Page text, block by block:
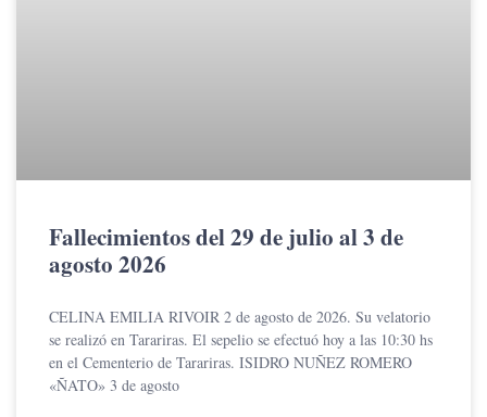
Fallecimientos del 29 de julio al 3 de
agosto 2026
CELINA EMILIA RIVOIR 2 de agosto de 2026. Su velatorio
se realizó en Tarariras. El sepelio se efectuó hoy a las 10:30 hs
en el Cementerio de Tarariras. ISIDRO NUÑEZ ROMERO
«ÑATO» 3 de agosto